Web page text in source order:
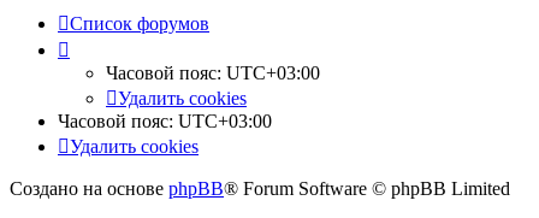
Список форумов
Часовой пояс: UTC+03:00
Удалить cookies
Часовой пояс: UTC+03:00
Удалить cookies
Создано на основе phpBB® Forum Software © phpBB Limited